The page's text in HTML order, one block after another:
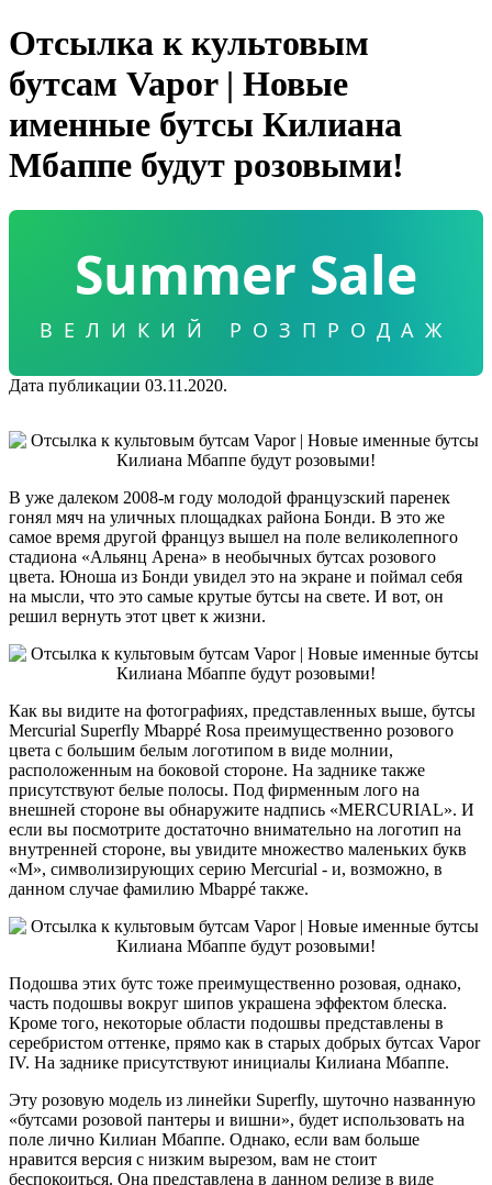
Отсылка к культовым
бутсам Vapor | Новые
именные бутсы Килиана
Мбаппе будут розовыми!
Summer Sale
ВЕЛИКИЙ РОЗПРОДАЖ
Дата публикации 03.11.2020.
В уже далеком 2008-м году молодой французский паренек
гонял мяч на уличных площадках района Бонди. В это же
самое время другой француз вышел на поле великолепного
стадиона «Альянц Арена» в необычных бутсах розового
цвета. Юноша из Бонди увидел это на экране и поймал себя
на мысли, что это самые крутые бутсы на свете. И вот, он
решил вернуть этот цвет к жизни.
Как вы видите на фотографиях, представленных выше, бутсы
Mercurial Superfly Mbappé Rosa преимущественно розового
цвета с большим белым логотипом в виде молнии,
расположенным на боковой стороне. На заднике также
присутствуют белые полосы. Под фирменным лого на
внешней стороне вы обнаружите надпись «MERCURIAL». И
если вы посмотрите достаточно внимательно на логотип на
внутренней стороне, вы увидите множество маленьких букв
«M», символизирующих серию Mercurial - и, возможно, в
данном случае фамилию Mbappé также.
Подошва этих бутс тоже преимущественно розовая, однако,
часть подошвы вокруг шипов украшена эффектом блеска.
Кроме того, некоторые области подошвы представлены в
серебристом оттенке, прямо как в старых добрых бутсах Vapor
IV. На заднике присутствуют инициалы Килиана Мбаппе.
Эту розовую модель из линейки Superfly, шуточно названную
«бутсами розовой пантеры и вишни», будет использовать на
поле лично Килиан Мбаппе. Однако, если вам больше
нравится версия с низким вырезом, вам не стоит
беспокоиться. Она представлена в данном релизе в виде